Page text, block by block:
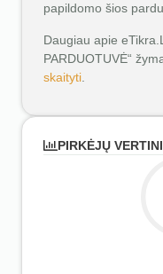
papildomo šios
Daugiau apie
PARDUOTUVĖ“
skaityti
PIRKĖJŲ